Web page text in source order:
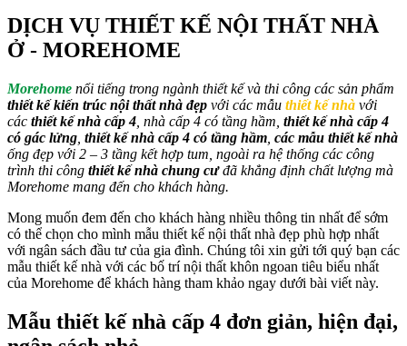
DỊCH VỤ THIẾT KẾ NỘI THẤT NHÀ
Ở - MOREHOME
Morehome nổi tiếng trong ngành thiết kế và thi công các sản phẩm
thiết kế kiến trúc nội thất nhà đẹp với các mẫu thiết kế nhà với
các thiết kế nhà cấp 4 , nhà cấp 4 có tầng hầm, thiết kế nhà cấp 4
có gác lửng thiết kế nhà cấp 4 có tầng hầm các mẫu thiết kế nhà
ống đẹp với 2 – 3 tầng kết hợp tum, ngoài ra hệ thống các công
trình thi công thiết kế nhà chung cưđã khẳng định chất lượng mà
Morehome mang đến cho khách hàng.
Mong muốn đem đến cho khách hàng nhiều thông tin nhất để sớm
có thể chọn cho mình mẫu thiết kế nội thất nhà đẹp phù hợp nhất
với ngân sách đầu tư của gia đình. Chúng tôi xin gửi tới quý bạn các
mẫu thiết kế nhà với các bố trí nội thất khôn ngoan tiêu biểu nhất
của Morehome để khách hàng tham khảo ngay dưới bài viết này.
Mẫu thiết kế nhà cấp 4 đơn giản, hiện đại,